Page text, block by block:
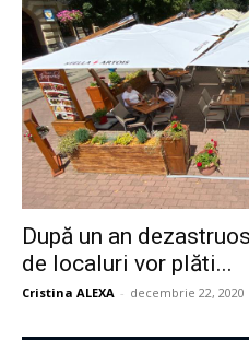
După un an
de localuri vor plăti...
Cristina ALEXA - decembrie 22, 2020